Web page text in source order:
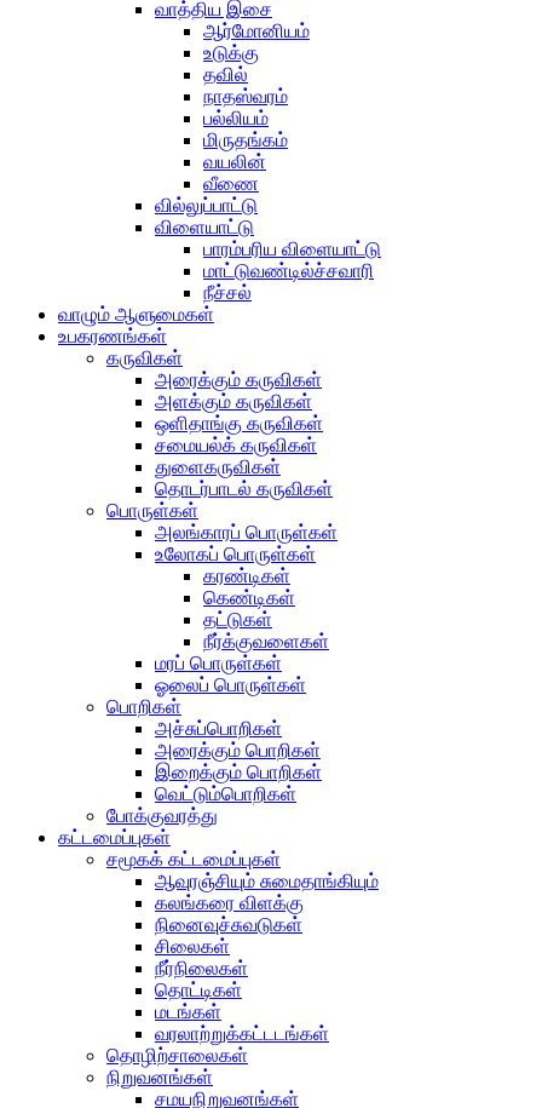
வாத்திய இசை
ஆர்மோனியம்
உடுக்கு
தவில்
நாதஸ்வரம்
பல்லியம்
மிருதங்கம்
வயலின்
வீணை
வில்லுப்பாட்டு
விளையாட்டு
பாரம்பரிய விளையாட்டு
மாட்டுவண்டில்ச்சவாரி
நீச்சல்
வாழும் ஆளுமைகள்
உபகரணங்கள்
கருவிகள்
அரைக்கும் கருவிகள்
அளக்கும் கருவிகள்
ஒளிதாங்கு கருவிகள்
சமையல்க் கருவிகள்
துளைகருவிகள்
தொடர்பாடல் கருவிகள்
பொருள்கள்
அலங்காரப் பொருள்கள்
உலோகப் பொருள்கள்
கரண்டிகள்
கெண்டிகள்
தட்டுகள்
நீர்க்குவளைகள்
மரப் பொருள்கள்
ஓலைப் பொருள்கள்
பொறிகள்
அச்சுப்பொறிகள்
அரைக்கும் பொறிகள்
இறைக்கும் பொறிகள்
வெட்டும்பொறிகள்
போக்குவரத்து
கட்டமைப்புகள்
சமூகக் கட்டமைப்புகள்
ஆவுரஞ்சியும் சுமைதாங்கியும்
கலங்கரை விளக்கு
நினைவுச்சுவடுகள்
சிலைகள்
நீர்நிலைகள்
தொட்டிகள்
மடங்கள்
வரலாற்றுக்கட்டடங்கள்
தொழிற்சாலைகள்
நிறுவனங்கள்
சமயநிறுவனங்கள்